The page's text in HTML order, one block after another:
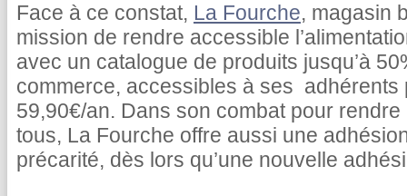
Face à ce constat, La Fourche, magasin
mission de rendre accessible
avec un catalogue de produits jusqu’à
commerce, accessibles à ses adhérents
59,90€/an. Dans son combat pour
tous, La Fourche offre aussi une
précarité, dès lors qu’une nouvelle